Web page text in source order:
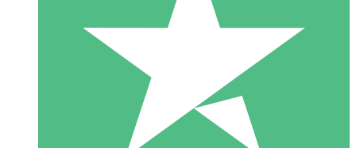
Paga según el uso con créditos de descarga. Sin compromiso
10 00